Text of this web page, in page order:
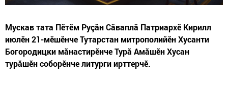
Мускав тата Пӗтӗм Руçăн Сăваплă Патриархӗ Кирилл
июлӗн 21-мӗшӗнче Тутарстан митрополийӗн Хусанти
Богородицки мăнастирӗнче Турă Амăшӗн Хусан
турăшӗн соборӗнче литурги ирттерчӗ.